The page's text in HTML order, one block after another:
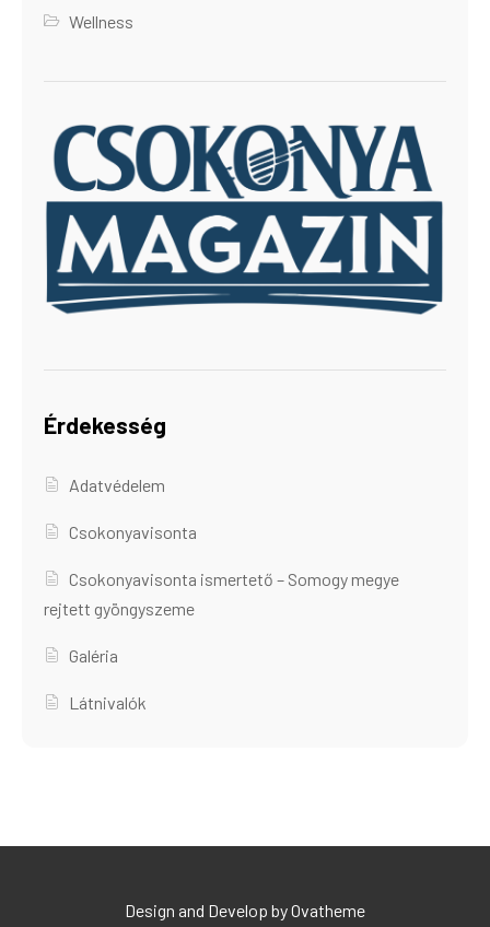
Wellness
Érdekesség
Adatvédelem
Csokonyavisonta
Csokonyavisonta ismertető – Somogy megye
rejtett gyöngyszeme
Galéria
Látnivalók
Design and Develop by Ovatheme